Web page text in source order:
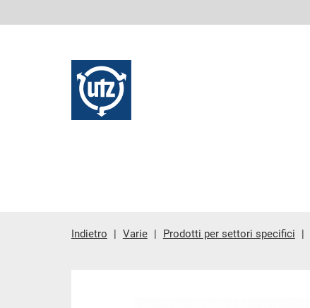
Indietro Varie Prodotti per settori specifici